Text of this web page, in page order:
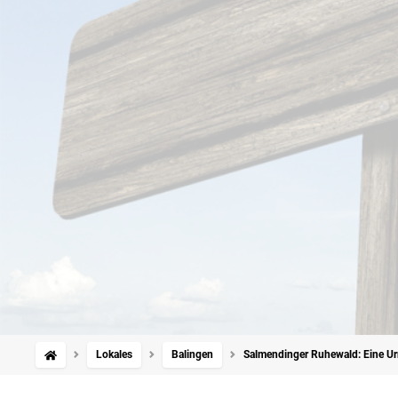
Lokales Balingen Salmendinger Ruhewald: Eine